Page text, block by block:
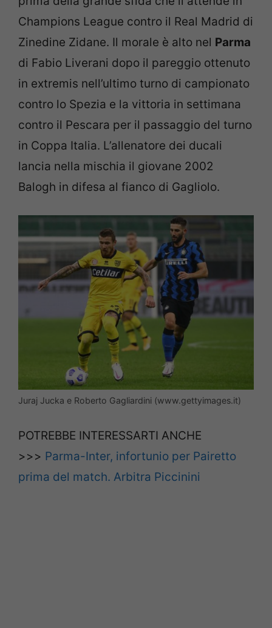
Champions League contro il Real Madrid di
Zinedine Zidane. Il morale è alto nel Parma
di Fabio Liverani dopo il pareggio ottenuto
in extremis nell’ultimo turno di campionato
contro lo Spezia e la vittoria in settimana
contro il Pescara per il passaggio del turno
in Coppa Italia. L’allenatore dei ducali
lancia nella mischia il giovane 2002
Balogh in difesa al fianco di Gagliolo.
Juraj Jucka e Roberto Gagliardini (www.gettyimages.it)
POTREBBE INTERESSARTI ANCHE
>>> Parma-Inter, infortunio per Pairetto
prima del match. Arbitra Piccinini